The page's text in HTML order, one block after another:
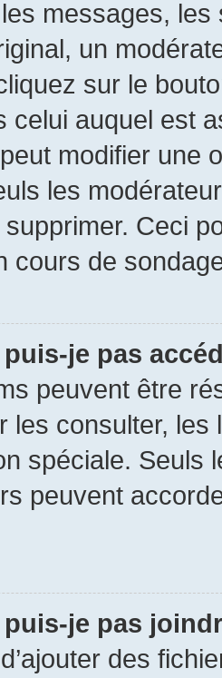
messages,
un
sur le
celui auquel est
modifier une
les
Ceci
cours de
je pas
peuvent être
les consulter,
spéciale. Seuls
peuvent
je pas
des